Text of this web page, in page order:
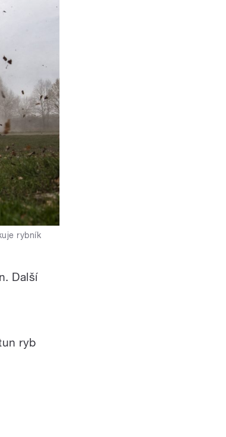
rybník
Další
ryb